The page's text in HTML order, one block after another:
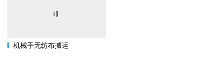
机械手无纺布搬运